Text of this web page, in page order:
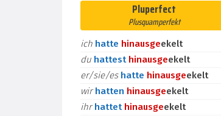
Pluperfect
Plusquamperfekt
ich hatte hinausgeekelt
du hattest hinausgeekelt
er/sie/es hatte hinausgeekelt
wirhatten hinausgeekelt
ihrhattet hinausgeekelt